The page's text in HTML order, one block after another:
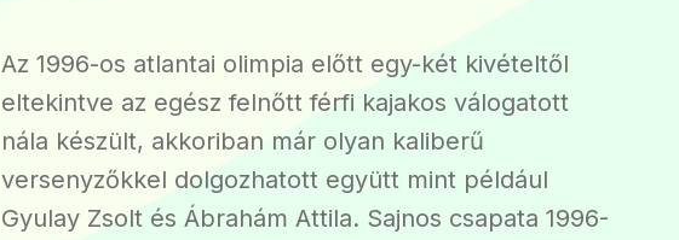
Az 1996-os atlantai olimpia előtt egy-két kivételtől
eltekintve az egész felnőtt férfi kajakos válogatott
nála készült, akkoriban már olyan kaliberű
versenyzőkkel dolgozhatott együtt mint például
Gyulay Zsolt és Ábrahám Attila. Sajnos csapata 1996-